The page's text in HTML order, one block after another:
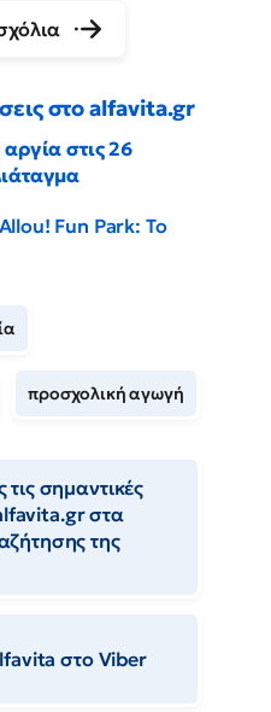
στο alfavita.gr
στις 26
Fun Park: Το
προσχολική αγωγή
σημαντικές
στα
της
στο Viber